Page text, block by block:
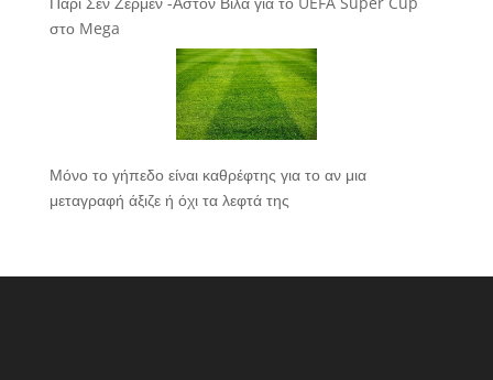
στο Mega
Μόνο το γήπεδο είναι καθρέφτης για το αν μια
μεταγραφή άξιζε ή όχι τα λεφτά της